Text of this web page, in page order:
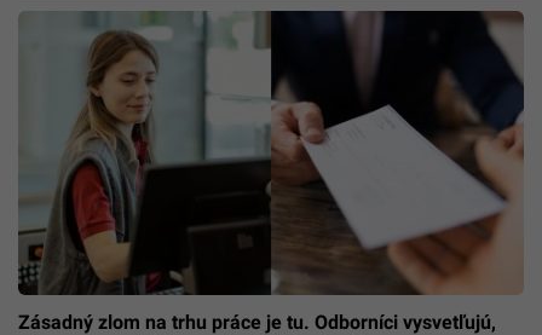
Zásadný zlom na trhu práce je tu. Odborníci vysvetľujú,